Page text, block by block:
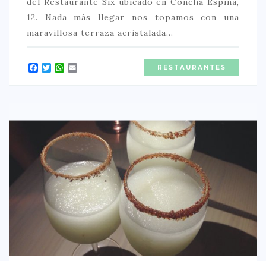
12. Nada más llegar nos topamos con una
maravillosa terraza acristalada…
Facebook
Twitter
WhatsApp RESTAURANTES